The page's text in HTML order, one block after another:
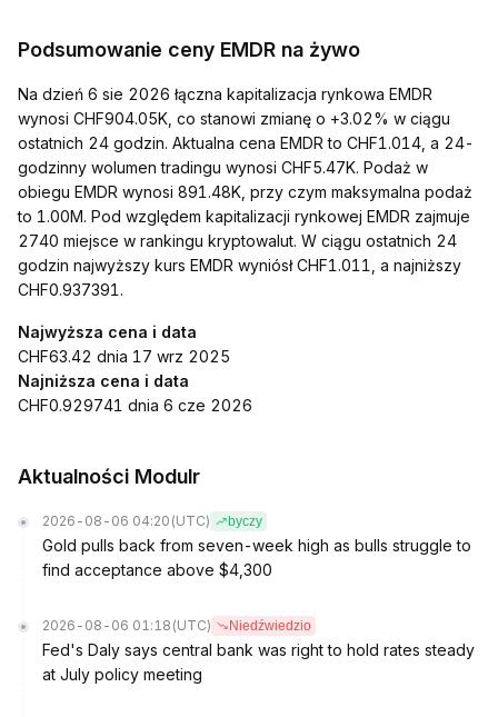
Podsumowanie ceny EMDR na żywo
Na dzień 6 sie 2026 łączna kapitalizacja rynkowa EMDR
wynosi CHF904.05K, co stanowi zmianę o +3.02% w ciągu
ostatnich 24 godzin. Aktualna cena EMDR to CHF1.014, a 24-
godzinny wolumen tradingu wynosi CHF5.47K. Podaż w
obiegu EMDR wynosi 891.48K, przy czym maksymalna podaż
to 1.00M. Pod względem kapitalizacji rynkowej EMDR zajmuje
2740 miejsce w rankingu kryptowalut. W ciągu ostatnich 24
godzin najwyższy kurs EMDR wyniósł CHF1.011, a najniższy
CHF0.937391.
Najwyższa cena i data
CHF63.42 dnia 17 wrz 2025
Najniższa cena i data
CHF0.929741 dnia 6 cze 2026
Aktualności Modulr
2026-08-06 04:20 (UTC) byczy
Gold pulls back from seven-week high as bulls struggle to
find acceptance above $4,300
2026-08-06 01:18 (UTC) Niedźwiedzio
Fed's Daly says central bank was right to hold rates steady
at July policy meeting